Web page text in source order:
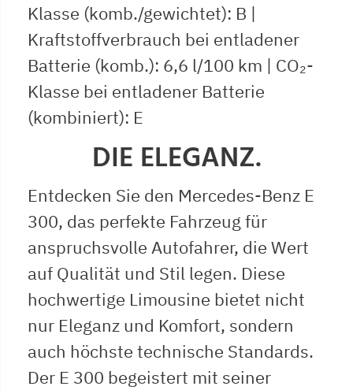
Klasse (komb./gewichtet): B |
Kraftstoffverbrauch bei entladener
Batterie (komb.): 6,6 l/100 km | CO₂-
Klasse bei entladener Batterie
(kombiniert): E
DIE ELEGANZ.
Entdecken Sie den Mercedes-Benz E
300, das perfekte Fahrzeug für
anspruchsvolle Autofahrer, die Wert
auf Qualität und Stil legen. Diese
hochwertige Limousine bietet nicht
nur Eleganz und Komfort, sondern
auch höchste technische Standards.
Der E 300 begeistert mit seiner